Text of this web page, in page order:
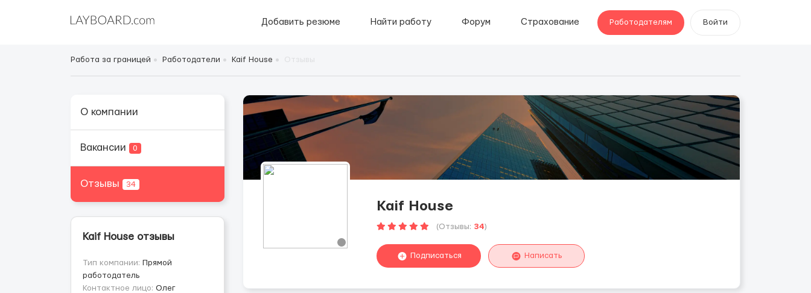
Добавить резюме Найти работу Форум Страхование Работодателям Войти
Работа за границей Работодатели Kaif House
О компании
Вакансии 0
Отзывы 34
Kaif House отзывы
Тип компании: Прямой
работодатель
Контактное лицо: Олег
Kaif House
(Отзывы: 34)
Подписаться Написать